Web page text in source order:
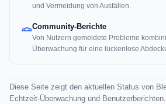
und Vermeidung von Ausfällen.
Community-Berichte
Von Nutzern gemeldete Probleme
Überwachung für eine lückenlose
Diese Seite zeigt den aktuellen Status von
Echtzeit-Überwachung und